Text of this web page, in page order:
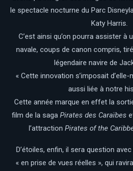
le spectacle nocturne du Parc
Katy Harris.
C’est ainsi qu’on pourra assister à
navale, coups de canon compris,
légendaire navire de
« Cette innovation s’imposait
aussi liée à notre
Cette année marque en effet la
film de la saga Pirates des Caraïbes
l’attraction Pirates of the
D’étoiles, enfin, il sera question
« en prise de vues réelles », qui